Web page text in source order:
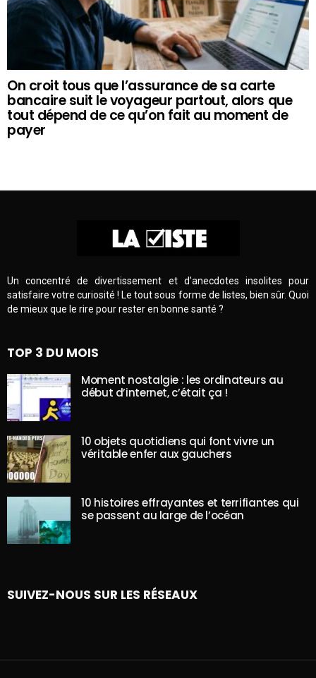
On croit tous que l’assurance de sa carte
bancaire suit le voyageur partout, alors que
tout dépend de ce qu’on fait au moment de
payer
Un concentré de divertissement et d’anecdotes insolites pour
satisfaire votre curiosité ! Le tout sous forme de listes, bien sûr. Quoi
de mieux que le rire pour rester en bonne santé ?
TOP 3 DU MOIS
Moment nostalgie : les ordinateurs au
début d’internet, c’était ça !
10 objets quotidiens qui font vivre un
véritable enfer aux gauchers
10 histoires effrayantes et terrifiantes qui
se passent au large de l’océan
SUIVEZ-NOUS SUR LES RÉSEAUX